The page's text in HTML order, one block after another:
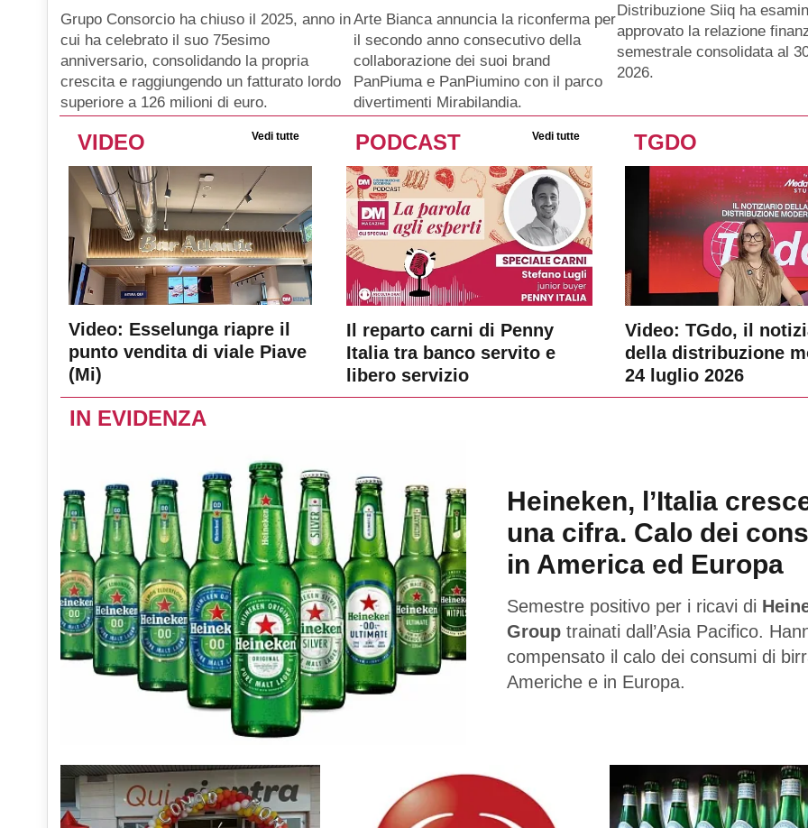
Grupo Consorcio ha chiuso il 2025, anno in
cui ha celebrato il suo 75esimo
anniversario, consolidando la propria
crescita e raggiungendo un fatturato lordo
superiore a 126 milioni di euro.
Arte Bianca annuncia la riconferma per
il secondo anno consecutivo della
collaborazione dei suoi brand
PanPiuma e PanPiumino con il parco
divertimenti Mirabilandia.
Distribuzione Siiq ha
approvato la relazione
semestrale consolidata al
2026.
VIDEO Vedi tutte
Video: Esselunga riapre il
punto vendita di viale Piave
(Mi)
PODCAST Vedi tutte
Il reparto carni di Penny
Italia tra banco servito e
libero servizio
TGDO
Video: TGdo, il
della distribuzione
24 luglio 2026
IN EVIDENZA
Heineken, l’Italia
una cifra. Calo dei
in America ed Europa
Semestre positivo per i ricavi di
Group trainati dall’Asia Pacifico.
compensato il calo dei consumi di
Americhe e in Europa.